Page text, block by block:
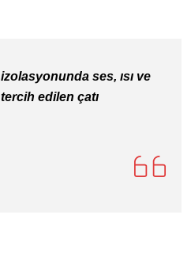
ses, ısı ve
edilen çatı